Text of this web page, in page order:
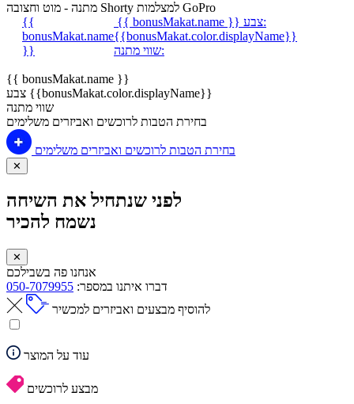
מתנה - מוט וחצובה Shorty למצלמות GoPro
{{
bonusMakat.name
}}
{{ bonusMakat.name }}
צבע:
{{bonusMakat.color.displayName}}
שווי מתנה:
{{ bonusMakat.name }}
צבע {{bonusMakat.color.displayName}}
שווי מתנה
בחירת הטבות לרוכשים ואביזרים משלימים
בחירת הטבות לרוכשים ואביזרים משלימים
✕
לפני שנתחיל את השיחה
נשמח להכיר
✕
אנחנו פה בשבילכם
דברו איתנו במספר: 050-7079955
להוסיף מבצעים ואביזרים למכשיר
עוד על המוצר
מבצע לרוכשים